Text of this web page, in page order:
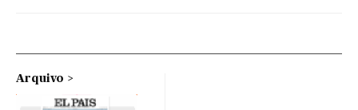
Arquivo